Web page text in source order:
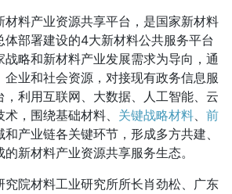
材料产业资源共享平台，是国家新材料
体部署建设的4大新材料公共服务平台
战略和新材料产业发展需求为导向，通
业和社会资源，对接现有政务信息服
，利用互联网、大数据、人工智能、云
，围绕基础材料、 关键战略材料、 前
产业链各关键环节，形成多方共建、
新材料产业资源共享服务生态。
究院材料工业研究所所长肖劲松、广东